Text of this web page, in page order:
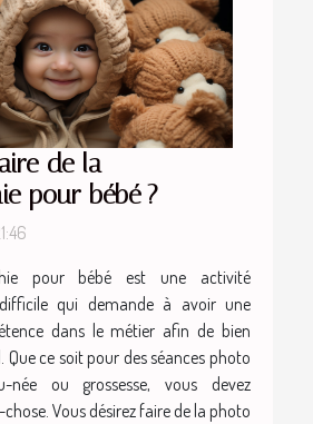
de la
pour bébé ?
pour bébé est une activité
qui demande à avoir une
dans le métier afin de bien
ce soit pour des séances photo
née ou grossesse, vous devez
Vous désirez faire de la photo